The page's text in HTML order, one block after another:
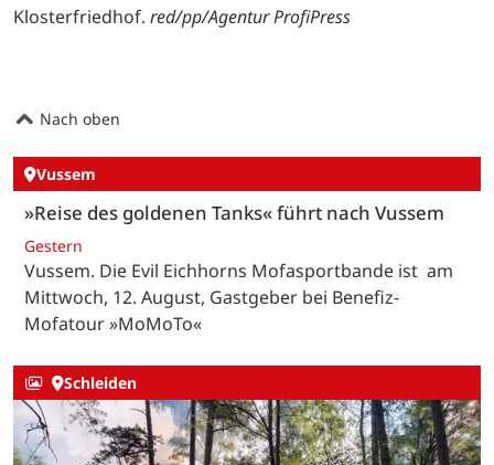
Klosterfriedhof. red/pp/Agentur ProfiPress
Nach oben
Vussem
»Reise des goldenen Tanks« führt nach Vussem
Gestern
Vussem. Die Evil Eichhorns Mofasportbande ist am
Mittwoch, 12. August, Gastgeber bei Benefiz-
Mofatour »MoMoTo«
Schleiden